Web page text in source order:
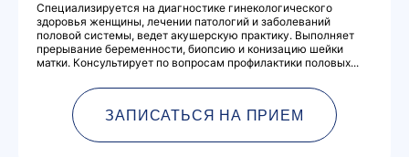
Специализируется на диагностике гинекологического
здоровья женщины, лечении патологий и заболеваний
половой системы, ведет акушерскую практику. Выполняет
прерывание беременности, биопсию и конизацию шейки
матки. Консультирует по вопросам профилактики половых...
ЗАПИСАТЬСЯ НА ПРИЕМ